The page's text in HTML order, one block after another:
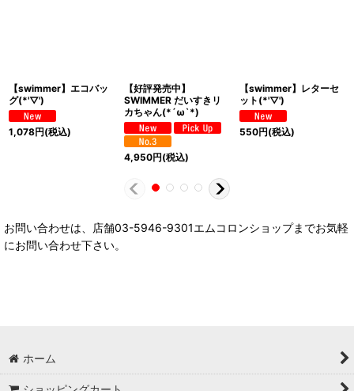
【swimmer】エコバッ
グ(*'▽')
1,078円(税込)
【好評発売中】
SWIMMER だいすきリ
カちゃん(*´ω`*)
4,950円(税込)
【swimmer】レターセ
ット(*'▽')
550円(税込)
お問い合わせは、店舗03-5946-9301エムコロンショップまでお気軽
にお問い合わせ下さい。
ホーム